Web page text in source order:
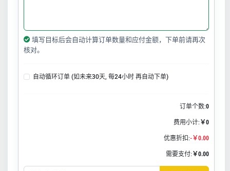
填写目标后会自动计算订单数量和应付金额，下单前请再次
核对。
自动循环订单 (如未来30天, 每24小时 再自动下单)
订单个数:0
费用小计: ￥0
优惠折扣:-￥0.00
需要支付: ￥0.00